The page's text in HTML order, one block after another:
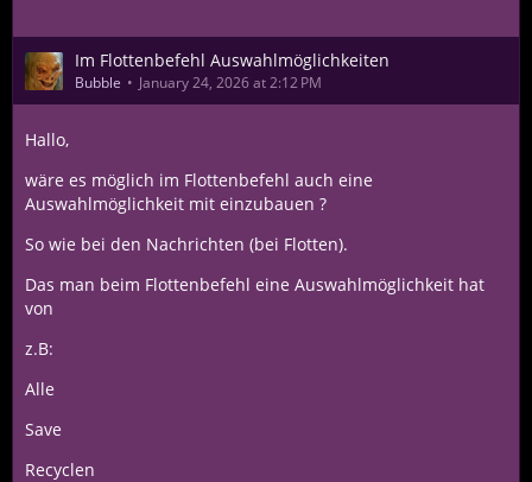
Im Flottenbefehl Auswahlmöglichkeiten
Bubble January 24, 2026 at 2:12 PM
Hallo,
wäre es möglich im Flottenbefehl auch eine
Auswahlmöglichkeit mit einzubauen ?
So wie bei den Nachrichten (bei Flotten).
Das man beim Flottenbefehl eine Auswahlmöglichkeit hat
von
z.B:
Alle
Save
Recyclen